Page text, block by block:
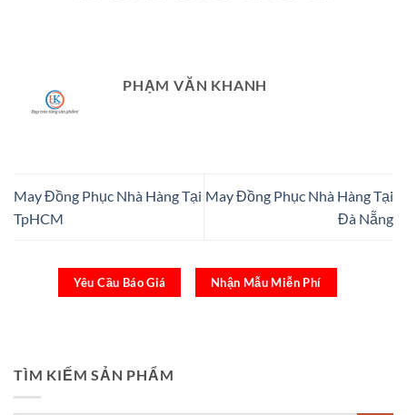
PHẠM VĂN KHANH
May Đồng Phục Nhà Hàng Tại
TpHCM
May Đồng Phục Nhà Hàng Tại
Đà Nẵng
Yêu Cầu Báo Giá Nhận Mẫu Miễn Phí
TÌM KIẾM SẢN PHẨM